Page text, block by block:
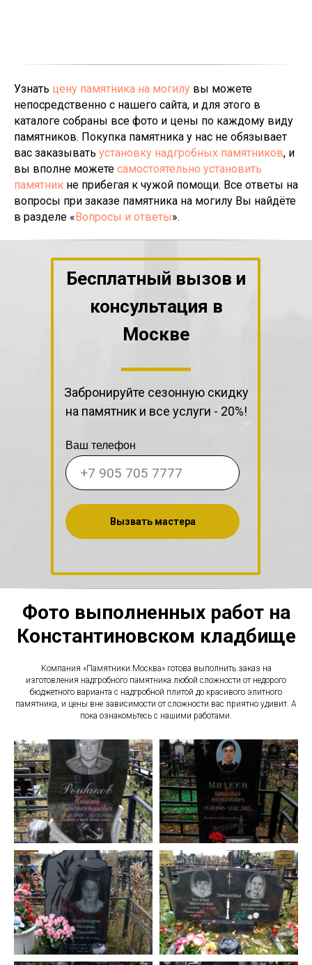
Узнать цену памятника на могилу вы можете
непосредственно с нашего сайта, и для этого в
каталоге собраны все фото и цены по каждому виду
памятников. Покупка памятника у нас не обязывает
вас заказывать установку надгробных памятников, и
вы вполне можете самостоятельно установить
памятник не прибегая к чужой помощи. Все ответы на
вопросы при заказе памятника на могилу Вы найдёте
в разделе «Вопросы и ответы».
Бесплатный вызов и
консультация в
Москве
Забронируйте сезонную скидку
на памятник и все услуги - 20%!
Ваш телефон
Вызвать мастера
Фото выполненных работ на
Константиновском кладбище
Компания «Памятники.Москва» готова выполнить заказ на
изготовления надгробного памятника любой сложности от недорого
бюджетного варианта с надгробной плитой до красивого элитного
памятника, и цены вне зависимости от сложности вас приятно удивит. А
пока ознакомьтесь с нашими работами.